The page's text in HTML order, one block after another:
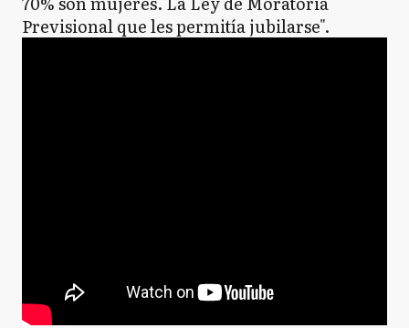
Previsional que les permitía jubilarse".